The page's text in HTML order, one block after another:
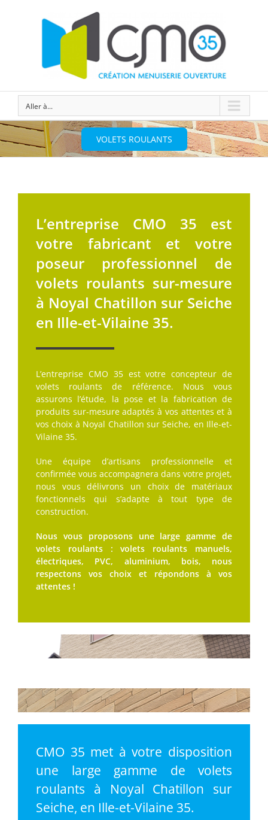
Aller à...
VOLETS ROULANTS
L’entreprise CMO 35 est
votre fabricant et votre
poseur professionnel de
volets roulants sur-mesure
à Noyal Chatillon sur Seiche
en Ille-et-Vilaine 35.
L’entreprise CMO 35 est votre concepteur de
volets roulants de référence. Nous vous
assurons l’étude, la pose et la fabrication de
produits sur-mesure adaptés à vos attentes et à
vos choix à Noyal Chatillon sur Seiche, en Ille-et-
Vilaine 35.
Une équipe d’artisans professionnelle et
confirmée vous accompagnera dans votre projet,
nous vous délivrons un choix de matériaux
fonctionnels qui s’adapte à tout type de
construction.
Nous vous proposons une large gamme de
volets roulants : volets roulants manuels,
électriques, PVC, aluminium, bois, nous
respectons vos choix et répondons à vos
attentes !
CMO 35 met à votre disposition
une large gamme de volets
roulants à Noyal Chatillon sur
Seiche, en Ille-et-Vilaine 35.